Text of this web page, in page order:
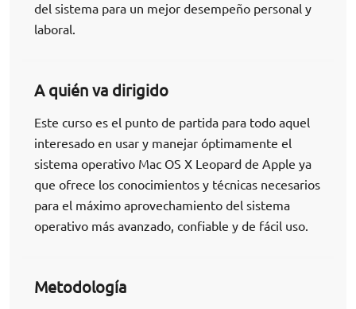
del sistema para un mejor desempeño personal y
laboral.
A quién va dirigido
Este curso es el punto de partida para todo aquel
interesado en usar y manejar óptimamente el
sistema operativo Mac OS X Leopard de Apple ya
que ofrece los conocimientos y técnicas necesarios
para el máximo aprovechamiento del sistema
operativo más avanzado, confiable y de fácil uso.
Metodología